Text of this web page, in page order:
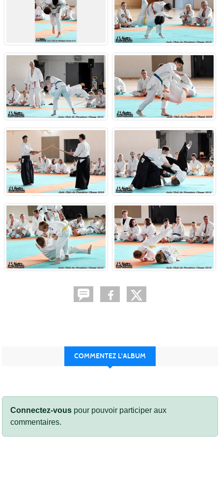
COMMENTEZ L'ALBUM
Connectez-vous pour pouvoir participer aux
commentaires.